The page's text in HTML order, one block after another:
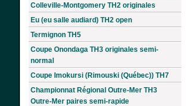
Colleville-Montgomery TH2 originales
Eu (eu salle audiard) TH2 open
Termignon TH5
Coupe Onondaga TH3 originales semi-
normal
Coupe Imokursi (Rimouski (Québec)) TH7
Championnat Régional Outre-Mer TH3
Outre-Mer paires semi-rapide